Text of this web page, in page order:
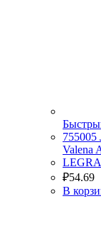
755005
Valena
₽54.69
В